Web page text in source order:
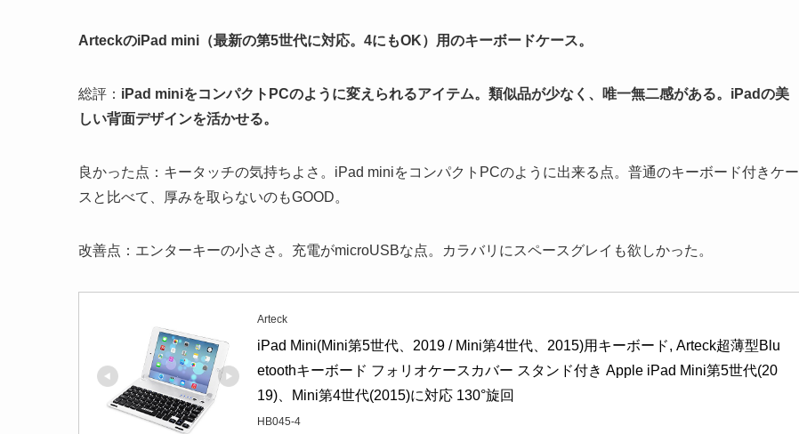
ArteckのiPad mini（最新の第5世代に対応。4にもOK）用のキーボードケース。
総評： iPad miniをコンパクトPCのように変えられるアイテム。類似品が少なく、唯一無二感がある。iPadの美
しい背面デザインを活かせる。
良かった点：キータッチの気持ちよさ。iPad miniをコンパクトPCのように出来る点。普通のキーボード付きケー
スと比べて、厚みを取らないのもGOOD。
改善点：エンターキーの小ささ。充電がmicroUSBな点。カラバリにスペースグレイも欲しかった。
Arteck
iPad Mini(Mini第5世代、2019 / Mini第4世代、2015)用キーボード, Arteck超薄型Blu
etoothキーボード フォリオケースカバー スタンド付き Apple iPad Mini第5世代(20
19)、Mini第4世代(2015)に対応 130°旋回
HB045-4